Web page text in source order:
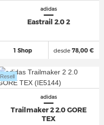
adidas
Eastrail 2.0 2
1 Shop desde 78,00 €
adidas
Trailmaker 2 2.0 GORE
TEX
Resell